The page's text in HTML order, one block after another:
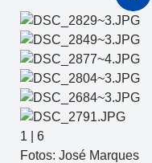
1
6
Fotos: José Marques